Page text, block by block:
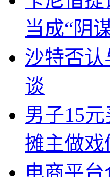
当成“阴
沙特否
谈
男子15
摊主做戏
电商平